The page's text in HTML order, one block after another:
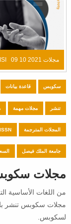
مجلات ISI 09 10 2021
سكوبس قاعدة بيانات
تنشر مجلات مهمة
المجلات المترجمة ISSN
جامعة الملك فيصل
مجلات سكوبس
من اللغات الأساسية
مجلات سكوبس تنشر
لسكوبس.